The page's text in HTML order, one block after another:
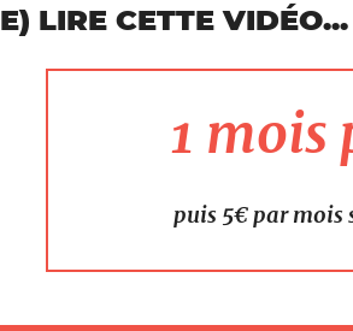
LIRE CETTE VIDÉO...
1 mois
puis 5€ par mois